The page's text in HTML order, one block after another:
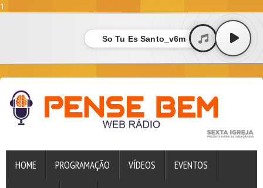
1
So Tu Es Santo_v6m
HOME PROGRAMAÇÃO VÍDEOS EVENTOS